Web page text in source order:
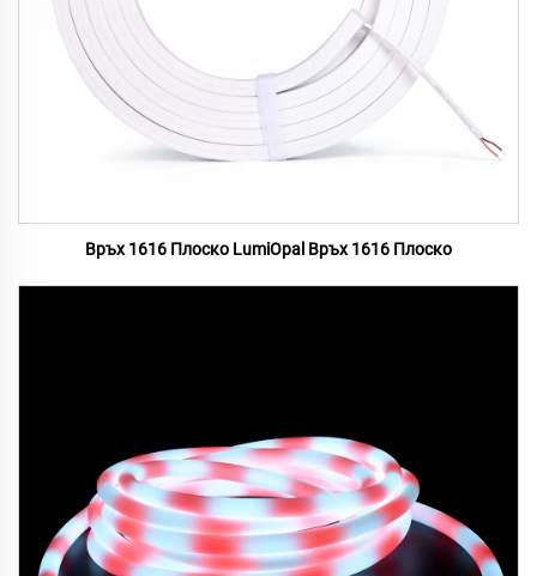
Връх 1616 Плоско LumiOpal Връх 1616 Плоско